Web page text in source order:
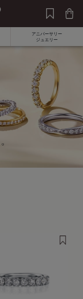
アニバーサリー
ジュエリー